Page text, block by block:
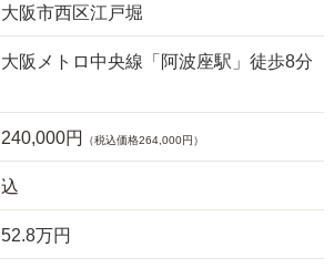
大阪市西区江戸堀
大阪メトロ中央線「阿波座駅」徒歩8分
240,000円 （税込価格264,000円）
込
52.8万円